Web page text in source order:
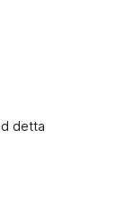
detta